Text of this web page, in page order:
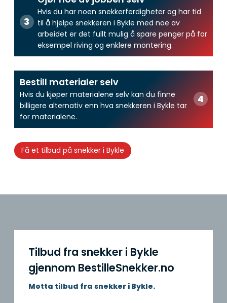
Hvis du har noen snekkerferdigheter og har tid
til å hjelpe snekkeren i Bykle med noe av
arbeidet er det fullt mulig å spare penger på for
eksempel riving og enklere montering.
Bestill materialer selv
Hvis du kjøper materialene selv kan du finne
billigere alternativ enn hva snekkeren i Bykle tar
for materialene.
Få et tilbud på snekker i Bykle
Tilbud fra snekker i Bykle
gjennom BestilleSnekker.no
Motta tilbud fra snekker i Bykle.